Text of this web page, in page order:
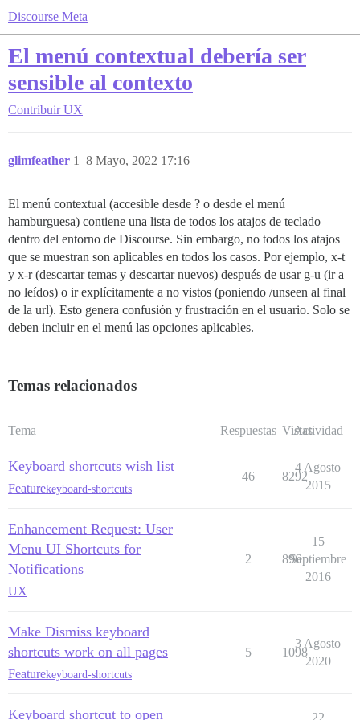
Discourse Meta
El menú contextual debería ser
sensible al contexto
Contribuir UX
glimfeather 8 Mayo, 2022 17:16
1
El menú contextual (accesible desde ? o desde el menú
hamburguesa) contiene una lista de todos los atajos de teclado
dentro del entorno de Discourse. Sin embargo, no todos los atajos
que se muestran son aplicables en todos los casos. Por ejemplo, x-t
y x-r (descartar temas y descartar nuevos) después de usar g-u (ir a
no leídos) o ir explícitamente a no vistos (poniendo /unseen al final
de la url). Esto genera confusión y frustración en el usuario. Solo se
deben incluir en el menú las opciones aplicables.
Temas relacionados
Tema Respuestas Vistas
Actividad
Keyboard shortcuts wish list
Featurekeyboard-shortcuts
46 8292
4 Agosto
2015
Enhancement Request: User
Menu UI Shortcuts for
Notifications
UX
2 896
15
Septiembre
2016
Make Dismiss keyboard
shortcuts work on all pages
Featurekeyboard-shortcuts
5 1098
3 Agosto
2020
Keyboard shortcut to open 22